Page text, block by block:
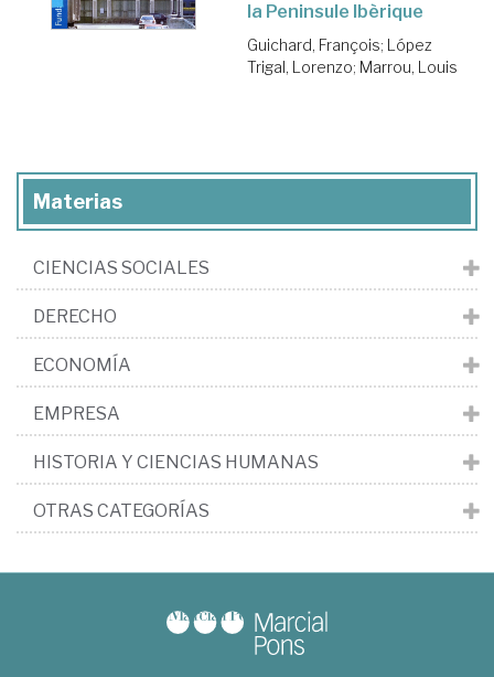
la Peninsule Ibèrique
Guichard, François; López
Trigal, Lorenzo; Marrou, Louis
Materias
CIENCIAS SOCIALES
DERECHO
ECONOMÍA
EMPRESA
HISTORIA Y CIENCIAS HUMANAS
OTRAS CATEGORÍAS